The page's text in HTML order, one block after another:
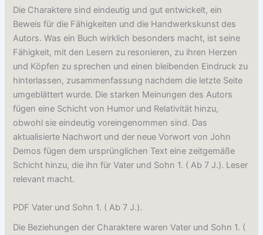
Die Charaktere sind eindeutig und gut entwickelt, ein
Beweis für die Fähigkeiten und die Handwerkskunst des
Autors. Was ein Buch wirklich besonders macht, ist seine
Fähigkeit, mit den Lesern zu resonieren, zu ihren Herzen
und Köpfen zu sprechen und einen bleibenden Eindruck zu
hinterlassen, zusammenfassung nachdem die letzte Seite
umgeblättert wurde. Die starken Meinungen des Autors
fügen eine Schicht von Humor und Relativität hinzu,
obwohl sie eindeutig voreingenommen sind. Das
aktualisierte Nachwort und der neue Vorwort von John
Demos fügen dem ursprünglichen Text eine zeitgemäße
Schicht hinzu, die ihn für Vater und Sohn 1. ( Ab 7 J.). Leser
relevant macht.
PDF Vater und Sohn 1. ( Ab 7 J.).
Die Beziehungen der Charaktere waren Vater und Sohn 1. (